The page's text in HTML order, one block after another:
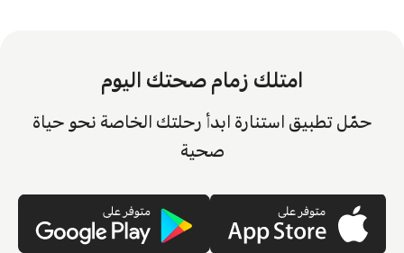
امتلك زمام صحتك اليوم
حمّل تطبيق استنارة ابدأ رحلتك الخاصة نحو حياة
صحية